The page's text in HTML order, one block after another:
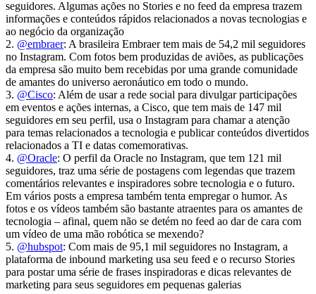
seguidores. Algumas ações no Stories e no feed da empresa trazem
informações e conteúdos rápidos relacionados a novas tecnologias e
ao negócio da organização
2. @embraer: A brasileira Embraer tem mais de 54,2 mil seguidores
no Instagram. Com fotos bem produzidas de aviões, as publicações
da empresa são muito bem recebidas por uma grande comunidade
de amantes do universo aeronáutico em todo o mundo.
3. @Cisco: Além de usar a rede social para divulgar participações
em eventos e ações internas, a Cisco, que tem mais de 147 mil
seguidores em seu perfil, usa o Instagram para chamar a atenção
para temas relacionados a tecnologia e publicar conteúdos divertidos
relacionados a TI e datas comemorativas.
4. @Oracle: O perfil da Oracle no Instagram, que tem 121 mil
seguidores, traz uma série de postagens com legendas que trazem
comentários relevantes e inspiradores sobre tecnologia e o futuro.
Em vários posts a empresa também tenta empregar o humor. As
fotos e os vídeos também são bastante atraentes para os amantes de
tecnologia – afinal, quem não se detém no feed ao dar de cara com
um vídeo de uma mão robótica se mexendo?
5. @hubspot: Com mais de 95,1 mil seguidores no Instagram, a
plataforma de inbound marketing usa seu feed e o recurso Stories
para postar uma série de frases inspiradoras e dicas relevantes de
marketing para seus seguidores em pequenas galerias